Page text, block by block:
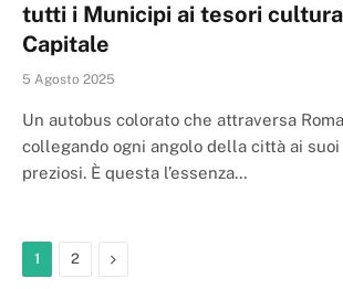
tutti i Municipi ai tesori
Capitale
5 Agosto 2025
Un autobus colorato che attraversa
collegando ogni angolo della città ai
preziosi. È questa l’essenza…
1 2 Next